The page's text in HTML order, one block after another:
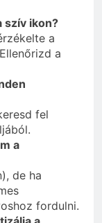
szív ikon?
a
a
fel
a
de ha
fordulni.